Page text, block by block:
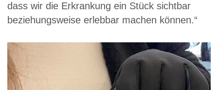
dass wir die Erkrankung ein Stück sichtbar
beziehungsweise erlebbar machen können.“